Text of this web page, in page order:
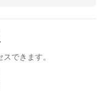
できます。